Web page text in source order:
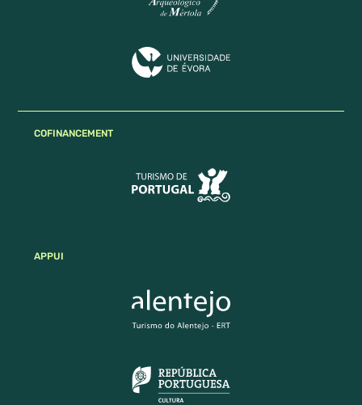
COFINANCEMENT
APPUI